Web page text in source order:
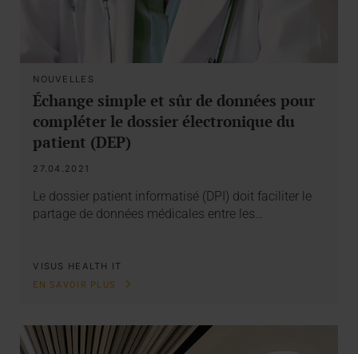
NOUVELLES
Échange simple et sûr de données pour
compléter le dossier électronique du
patient (DEP)
27.04.2021
Le dossier patient informatisé (DPI) doit faciliter le
partage de données médicales entre les…
VISUS HEALTH IT
EN SAVOIR PLUS